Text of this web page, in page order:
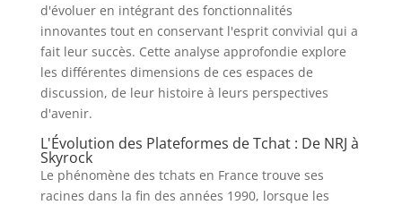
d'évoluer en intégrant des fonctionnalités
innovantes tout en conservant l'esprit convivial qui a
fait leur succès. Cette analyse approfondie explore
les différentes dimensions de ces espaces de
discussion, de leur histoire à leurs perspectives
d'avenir.
L'Évolution des Plateformes de Tchat : De NRJ à
Skyrock
Le phénomène des tchats en France trouve ses
racines dans la fin des années 1990, lorsque les